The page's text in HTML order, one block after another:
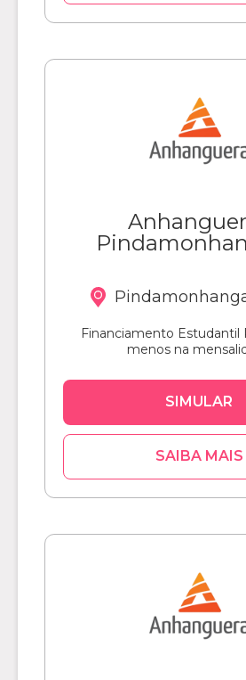
Financiamento Estudantil
menos na
SIMULAR
SAIBA MAIS